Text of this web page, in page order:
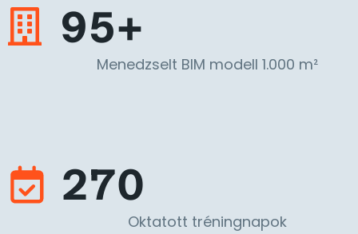
95+
Menedzselt BIM modell 1.000 m²
270
Oktatott tréningnapok